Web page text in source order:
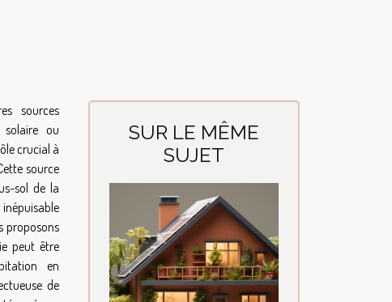
sources
solaire ou
crucial à
source
sol de la
proposons
peut être
en
de
SUR LE MÊME
SUJET